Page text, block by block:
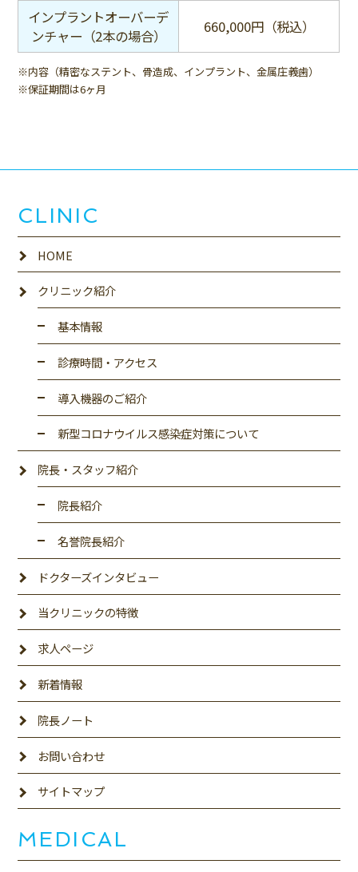
インプラントオーバーデ
ンチャー（2本の場合）
660,000円（税込）
※内容（精密なステント、骨造成、インプラント、金属庄義歯）
※保証期間は6ヶ月
CLINIC
HOME
クリニック紹介
基本情報
診療時間・アクセス
導入機器のご紹介
新型コロナウイルス感染症対策について
院長・スタッフ紹介
院長紹介
名誉院長紹介
ドクターズインタビュー
当クリニックの特徴
求人ページ
新着情報
院長ノート
お問い合わせ
サイトマップ
MEDICAL